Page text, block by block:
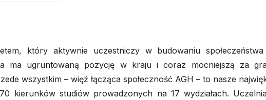
który aktywnie uczestniczy w budowaniu
ma ugruntowaną pozycję w kraju i coraz mocniejszą za
wszystkim – więź łącząca społeczność AGH – to nasze
kierunków studiów prowadzonych na 17 wydziałach.